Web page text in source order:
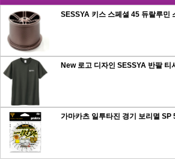
SESSYA 키스 스페셜 45 듀랄루민
가마카츠 일투타진 경기 보리멸 SP